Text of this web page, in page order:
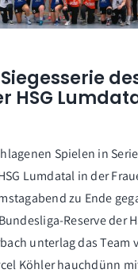
HSG
Spielen in
Lumdatal in der
zu Ende
Reserve der
unterlag das Team
Köhler hauchdünn